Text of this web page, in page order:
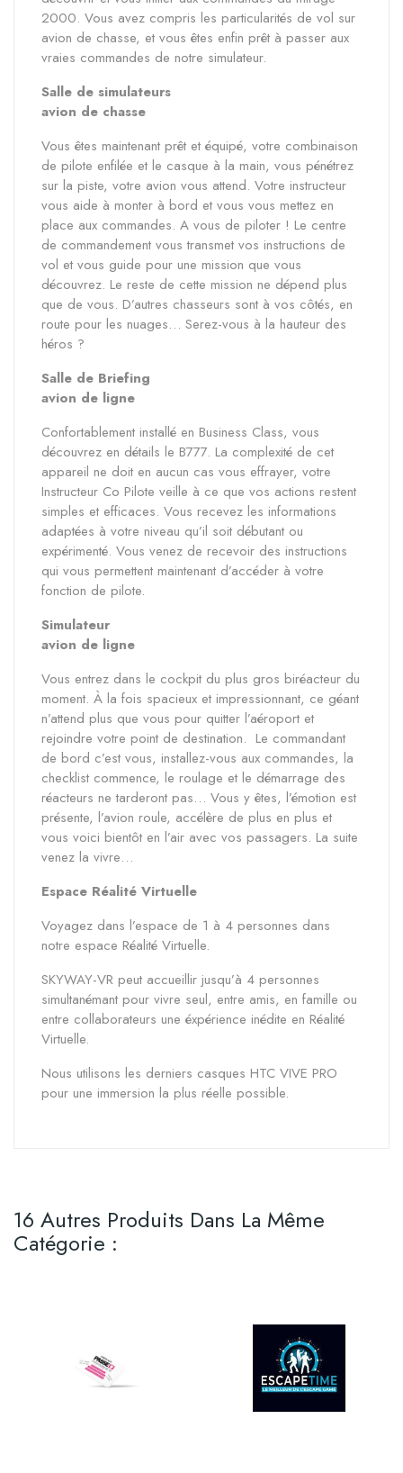
2000. Vous avez compris les particularités de vol sur
avion de chasse, et vous êtes enfin prêt à passer aux
vraies commandes de notre simulateur.
Salle de simulateurs
avion de chasse
Vous êtes maintenant prêt et équipé, votre combinaison
de pilote enfilée et le casque à la main, vous pénétrez
sur la piste, votre avion vous attend. Votre instructeur
vous aide à monter à bord et vous vous mettez en
place aux commandes. A vous de piloter ! Le centre
de commandement vous transmet vos instructions de
vol et vous guide pour une mission que vous
découvrez. Le reste de cette mission ne dépend plus
que de vous. D’autres chasseurs sont à vos côtés, en
route pour les nuages… Serez-vous à la hauteur des
héros ?
Salle de Briefing
avion de ligne
Confortablement installé en Business Class, vous
découvrez en détails le B777. La complexité de cet
appareil ne doit en aucun cas vous effrayer, votre
Instructeur Co Pilote veille à ce que vos actions restent
simples et efficaces. Vous recevez les informations
adaptées à votre niveau qu’il soit débutant ou
expérimenté. Vous venez de recevoir des instructions
qui vous permettent maintenant d’accéder à votre
fonction de pilote.
Simulateur
avion de ligne
Vous entrez dans le cockpit du plus gros biréacteur du
moment. À la fois spacieux et impressionnant, ce géant
n’attend plus que vous pour quitter l’aéroport et
rejoindre votre point de destination. Le commandant
de bord c’est vous, installez-vous aux commandes, la
checklist commence, le roulage et le démarrage des
réacteurs ne tarderont pas… Vous y êtes, l’émotion est
présente, l’avion roule, accélère de plus en plus et
vous voici bientôt en l’air avec vos passagers. La suite
venez la vivre…
Espace Réalité Virtuelle
Voyagez dans l’espace de 1 à 4 personnes dans
notre espace Réalité Virtuelle.
SKYWAY-VR peut accueillir jusqu’à 4 personnes
simultanémant pour vivre seul, entre amis, en famille ou
entre collaborateurs une éxpérience inédite en Réalité
Virtuelle.
Nous utilisons les derniers casques HTC VIVE PRO
pour une immersion la plus réelle possible.
16 Autres Produits Dans La Même
Catégorie :